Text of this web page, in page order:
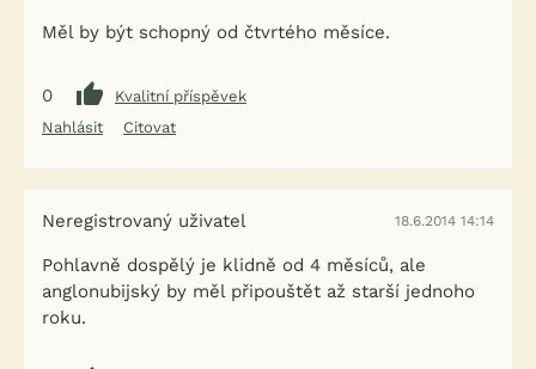
Měl by být schopný od čtvrtého měsíce.
0
Kvalitní příspěvek
Nahlásit
Citovat
Neregistrovaný uživatel 18.6.2014 14:14
Pohlavně dospělý je klidně od 4 měsíců, ale
anglonubijský by měl připouštět až starší jednoho
roku.